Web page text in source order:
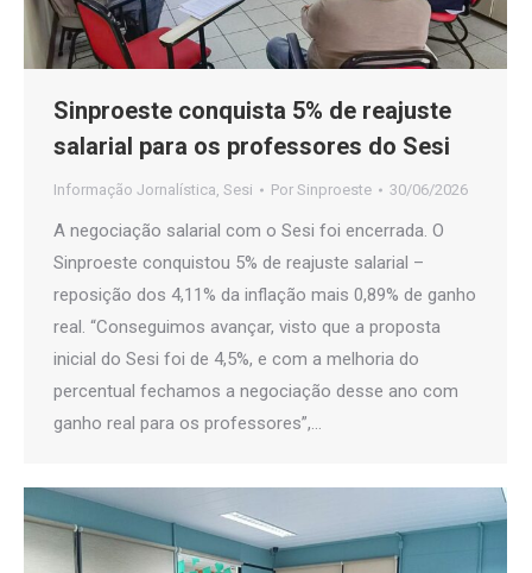
Sinproeste conquista 5% de reajuste
salarial para os professores do Sesi
Informação Jornalística, Sesi Por Sinproeste 30/06/2026
A negociação salarial com o Sesi foi encerrada. O
Sinproeste conquistou 5% de reajuste salarial –
reposição dos 4,11% da inflação mais 0,89% de ganho
real. “Conseguimos avançar, visto que a proposta
inicial do Sesi foi de 4,5%, e com a melhoria do
percentual fechamos a negociação desse ano com
ganho real para os professores”,…